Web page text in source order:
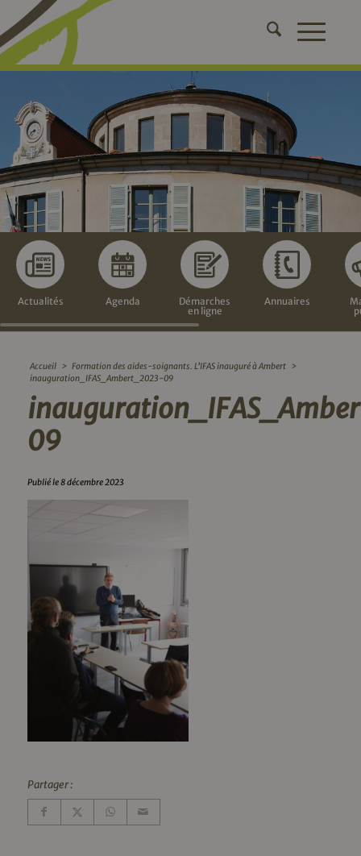
Actualités Agenda
Démarches
en ligne
Annuaires
Accueil > Formation des aides-soignants. L’IFAS inauguré à Ambert >
inauguration_IFAS_Ambert_2023-09
09
Publié le 8 décembre 2023
Partager :